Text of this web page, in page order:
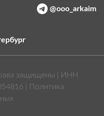
@ooo_arkaim
защищены | ИНН
|
Политика